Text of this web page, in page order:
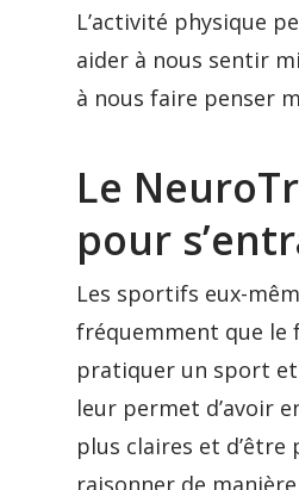
L’activité physique
aider à nous sentir
à nous faire penser
Le
pour
Les sportifs eux-
fréquemment que le
pratiquer un sport et
leur permet d’avoir
plus claires et d’être
raisonner de